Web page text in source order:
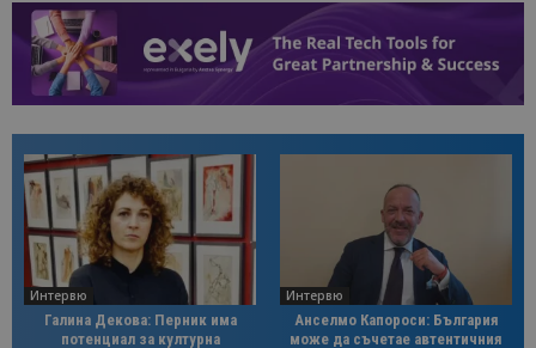
Интервю
Галина Декова: Перник има
потенциал за културна
Интервю
Анселмо Капороси: България
може да съчетае автентичния